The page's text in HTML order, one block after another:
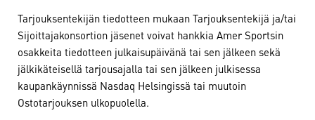
Tarjouksentekijän tiedotteen mukaan Tarjouksentekijä ja/tai
Sijoittajakonsortion jäsenet voivat hankkia Amer Sportsin
osakkeita tiedotteen julkaisupäivänä tai sen jälkeen sekä
jälkikäteisellä tarjousajalla tai sen jälkeen julkisessa
kaupankäynnissä Nasdaq Helsingissä tai muutoin
Ostotarjouksen ulkopuolella.